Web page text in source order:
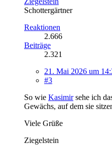
Schottergärtner
Reaktionen
2.666
Beiträge
2.321
21. Mai 2026 um
#3
So wie Kasimirsehe ich
Gewächs, auf dem sie
Viele Grüße
Ziegelstein